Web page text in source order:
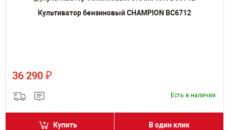
Культиватор бензиновый CHAMPION BC6712
36 290 ₽
Есть в наличии
Купить В один клик